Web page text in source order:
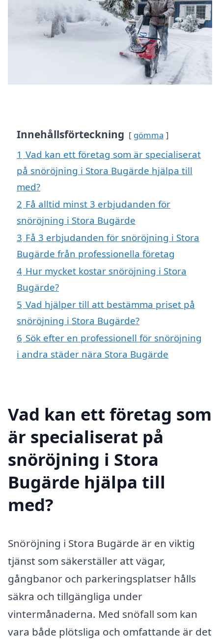
Innehållsförteckning gömma
1 Vad kan ett företag som är specialiserat
på snöröjning i Stora Bugärde hjälpa till
med?
2 Få alltid minst 3 erbjudanden för
snöröjning i Stora Bugärde
3 Få 3 erbjudanden för snöröjning i Stora
Bugärde från professionella företag
4 Hur mycket kostar snöröjning i Stora
Bugärde?
5 Vad hjälper till att bestämma priset på
snöröjning i Stora Bugärde?
6 Sök efter en professionell för snöröjning
i andra städer nära Stora Bugärde
Vad kan ett företag som
är specialiserat på
snöröjning i Stora
Bugärde hjälpa till
med?
Snöröjning i Stora Bugärde är en viktig
tjänst som säkerställer att vägar,
gångbanor och parkeringsplatser hålls
säkra och tillgängliga under
vintermånaderna. Med snöfall som kan
vara både plötsliga och omfattande är det